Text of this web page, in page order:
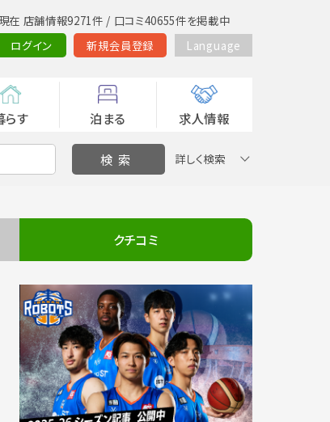
現在 店舗情報9271件 / 口コミ40655件を掲載中
ログイン
新規会員登録 Language
らす 泊まる 求人情報
詳しく検索
クチコミ